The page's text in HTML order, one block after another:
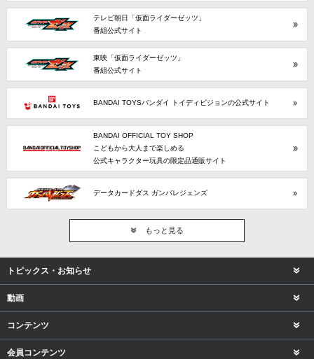
テレビ朝日「仮面ライダーゼッツ」
番組公式サイト
東映「仮面ライダーゼッツ」
番組公式サイト
BANDAI TOYSバンダイ トイディビジョンの公式サイト
BANDAI OFFICIAL TOY SHOP
こどもから大人まで楽しめる
公式キャラクター玩具の限定品通販サイト
データカードダス ガンバレジェンズ
もっと見る
トピックス・お知らせ
動画
コンテンツ
会員コンテンツ